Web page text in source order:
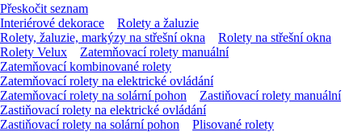
Přeskočit seznam
Interiérové dekorace
Rolety a žaluzie
Rolety, žaluzie, markýzy na střešní okna
Rolety na střešní okna
Rolety Velux
Zatemňovací rolety manuální
Zatemňovací kombinované rolety
Zatemňovací rolety na elektrické ovládání
Zatemňovací rolety na solární pohon
Zastiňovací rolety manuální
Zastiňovací rolety na elektrické ovládání
Zastiňovací rolety na solární pohon
Plisované rolety